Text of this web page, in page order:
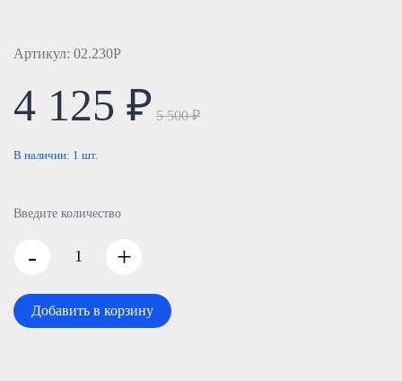
Артикул: 02.230Р
4 125 ₽ 5 500 ₽
В наличии: 1 шт.
Введите количество
- +
Добавить в корзину